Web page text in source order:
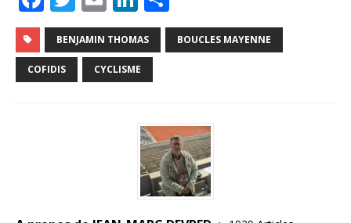
a
c
e
w
it
te
m
ai
l
n
k
e
n
ar
ta
r
BENJAMIN THOMAS BOUCLES MAYENNE
COFIDIS CYCLISME